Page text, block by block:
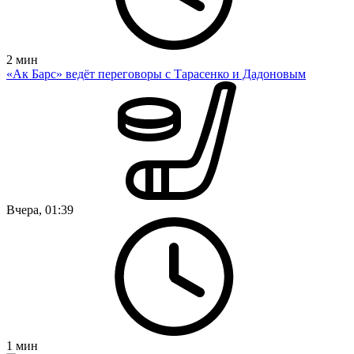
2 мин
«Ак Барс» ведёт переговоры с Тарасенко и Дадоновым
Вчера, 01:39
1 мин